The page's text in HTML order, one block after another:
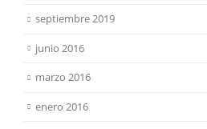
septiembre 2019
junio 2016
marzo 2016
enero 2016